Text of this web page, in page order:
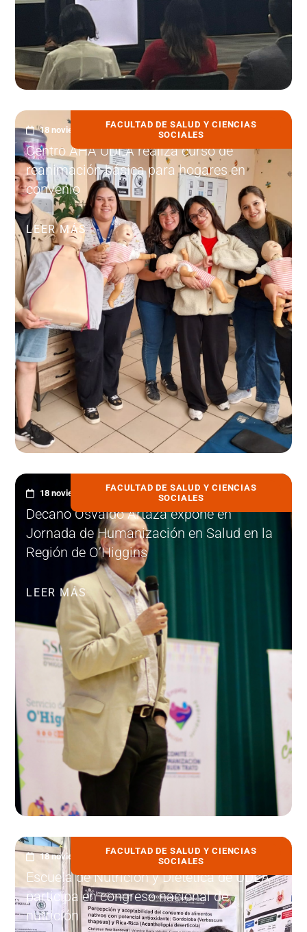
FACULTAD DE SALUD Y CIENCIAS
SOCIALES
18 noviembre, 2025
Centro AHA UDLA realiza curso de
reanimación básica para hogares en
convenio
LEER MÁS
FACULTAD DE SALUD Y CIENCIAS
SOCIALES
18 noviembre, 2025
Decano Osvaldo Artaza expone en
Jornada de Humanización en Salud en la
Región de O’Higgins
LEER MÁS
FACULTAD DE SALUD Y CIENCIAS
SOCIALES
18 noviembre, 2025
Escuela de Nutrición y Dietética de UDLA
participa en congreso nacional de
nutrición